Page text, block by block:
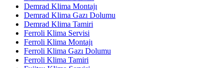
Demrad Klima Montajı
Demrad Klima Gazı Dolumu
Demrad Klima Tamiri
Ferroli Klima Servisi
Ferroli Klima Montajı
Ferroli Klima Gazı Dolumu
Ferroli Klima Tamiri